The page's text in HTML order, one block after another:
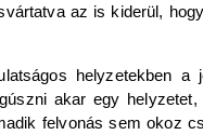
az is kiderül,
helyzetekben
akar egy
felvonás sem okoz